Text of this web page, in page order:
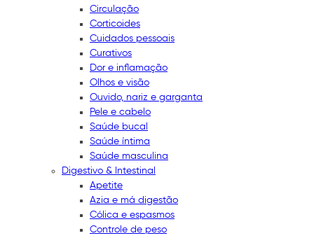
Circulação
Corticoides
Cuidados pessoais
Curativos
Dor e inflamação
Olhos e visão
Ouvido, nariz e garganta
Pele e cabelo
Saúde bucal
Saúde íntima
Saúde masculina
Digestivo & Intestinal
Apetite
Azia e má digestão
Cólica e espasmos
Controle de peso